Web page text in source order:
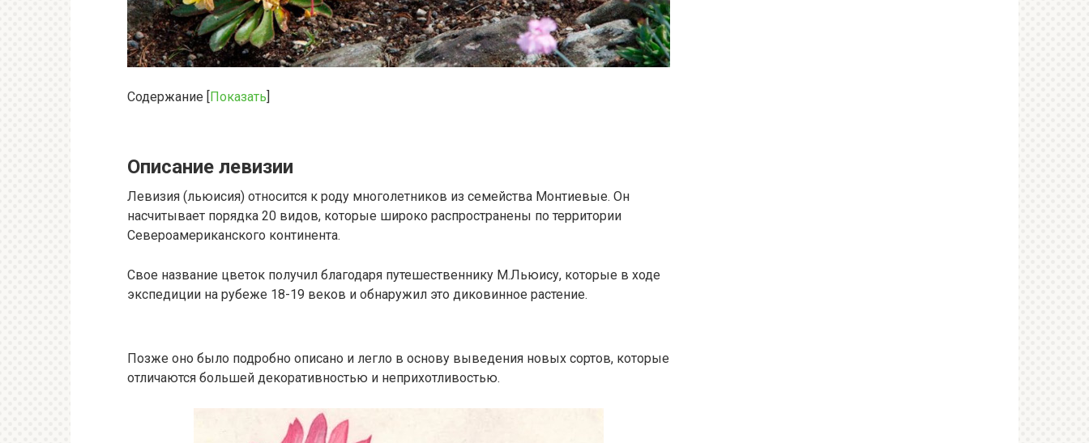
Содержание [Показать]
Описание левизии
Левизия (льюисия) относится к роду многолетников из семейства Монтиевые. Он
насчитывает порядка 20 видов, которые широко распространены по территории
Североамериканского континента.
Свое название цветок получил благодаря путешественнику М.Льюису, которые в ходе
экспедиции на рубеже 18-19 веков и обнаружил это диковинное растение.
Позже оно было подробно описано и легло в основу выведения новых сортов, которые
отличаются большей декоративностью и неприхотливостью.